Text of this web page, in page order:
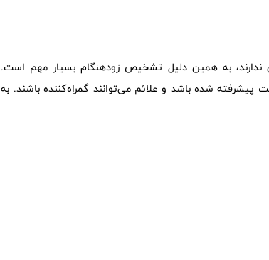
ندارند، به همین دلیل تشخیص زودهنگام بسیار مهم است.
شده باشد و علائم می‌توانند گمراه‌کننده باشند. به